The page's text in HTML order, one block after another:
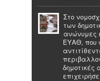
Στο
των
ανώνυμες
ΕΥΑΘ, που
δημοτικές